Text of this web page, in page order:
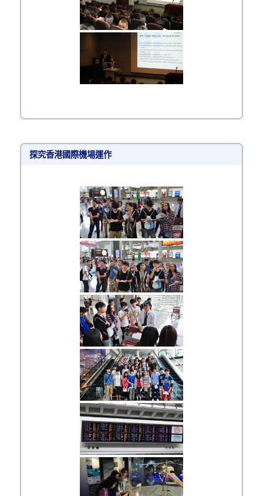
探究香港國際機場運作